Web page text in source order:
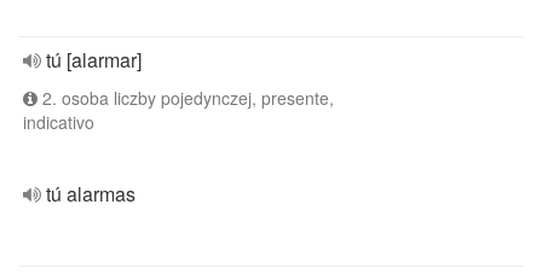
tú [alarmar]
2. osoba liczby pojedynczej, presente,
indicativo
tú alarmas